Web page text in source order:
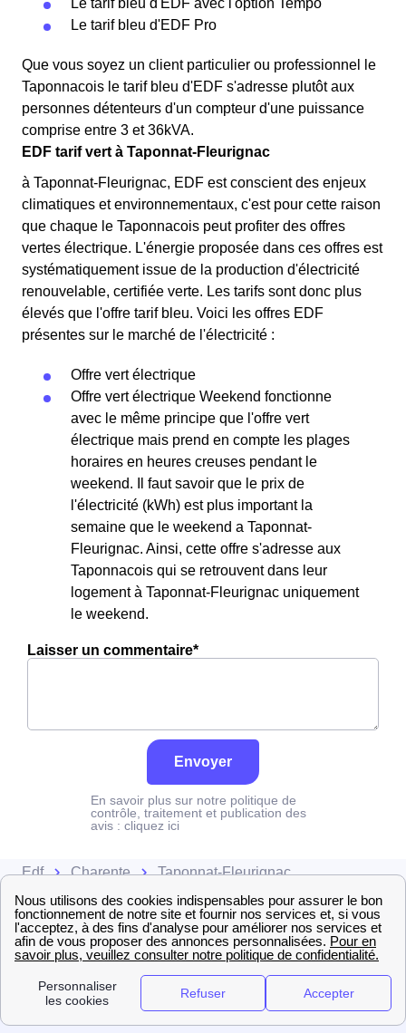
Le tarif bleu d'EDF avec l'option Tempo
Le tarif bleu d'EDF Pro
Que vous soyez un client particulier ou professionnel le
Taponnacois le tarif bleu d'EDF s'adresse plutôt aux
personnes détenteurs d'un compteur d'une puissance
comprise entre 3 et 36kVA.
EDF tarif vert à Taponnat-Fleurignac
à Taponnat-Fleurignac, EDF est conscient des enjeux
climatiques et environnementaux, c'est pour cette raison
que chaque le Taponnacois peut profiter des offres
vertes électrique. L'énergie proposée dans ces offres est
systématiquement issue de la production d'électricité
renouvelable, certifiée verte. Les tarifs sont donc plus
élevés que l'offre tarif bleu. Voici les offres EDF
présentes sur le marché de l'électricité :
Offre vert électrique
Offre vert électrique Weekend fonctionne
avec le même principe que l'offre vert
électrique mais prend en compte les plages
horaires en heures creuses pendant le
weekend. Il faut savoir que le prix de
l'électricité (kWh) est plus important la
semaine que le weekend a Taponnat-
Fleurignac. Ainsi, cette offre s'adresse aux
Taponnacois qui se retrouvent dans leur
logement à Taponnat-Fleurignac uniquement
le weekend.
Laisser un commentaire*
Envoyer
En savoir plus sur notre politique de
contrôle, traitement et publication des
avis : cliquez ici
Edf Charente Taponnat-Fleurignac